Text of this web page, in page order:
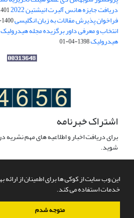
این وب سایت از کوکی ها برای اطمینان از ارائه
خدمات استفاده می کند.
متوجه شدم
دریافت جایزه هانس آلبرت انیشتین 2022 01-12
فراخوان پذیرش مقالات به زبان انگلیسی1400-02-30
انتخاب و معرفی داور برگزیده مجله
هیدرولیک1398-04-01
اشتراک خبرنامه
برای دریافت اخبار و اطلاعیه های مهم
شوید.